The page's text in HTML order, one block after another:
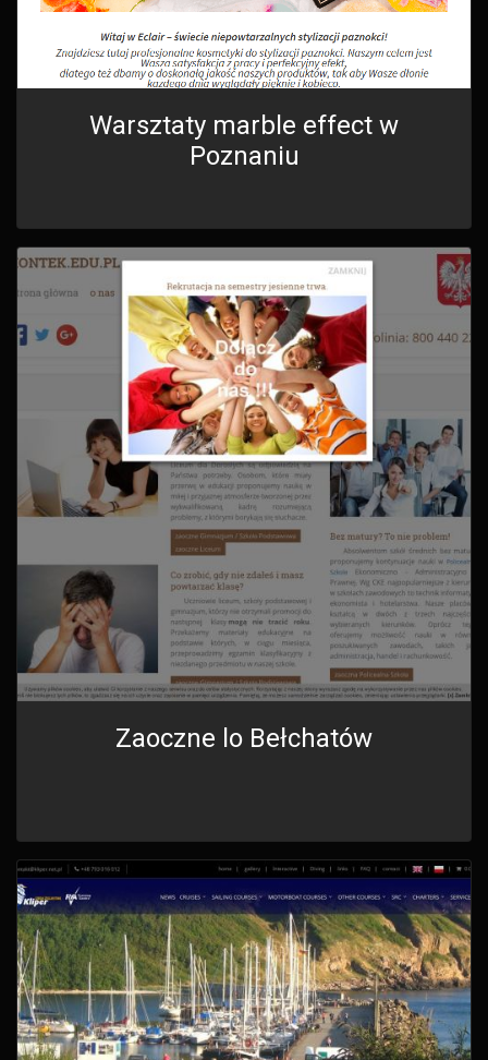
Warsztaty marble effect w
Poznaniu
Zaoczne lo Bełchatów